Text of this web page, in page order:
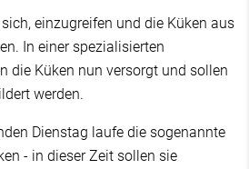
einzugreifen und die Küken aus
In einer spezialisierten
die Küken nun versorgt und sollen
werden.
Dienstag laufe die sogenannte
- in dieser Zeit sollen sie